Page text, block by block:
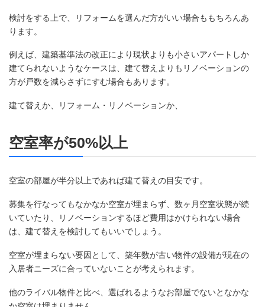
検討をする上で、リフォームを選んだ方がいい場合ももちろんあ
ります。
例えば、建築基準法の改正により現状よりも小さいアパートしか
建てられないようなケースは、建て替えよりもリノベーションの
方が戸数を減らさずにすむ場合もあります。
建て替えか、リフォーム・リノベーションか、
空室率が50%以上
空室の部屋が半分以上であれば建て替えの目安です。
募集を行なってもなかなか空室が埋まらず、数ヶ月空室状態が続
いていたり、リノベーションするほど費用はかけられない場合
は、建て替えを検討してもいいでしょう。
空室が埋まらない要因として、築年数が古い物件の設備が現在の
入居者ニーズに合っていないことが考えられます。
他のライバル物件と比べ、選ばれるようなお部屋でないとなかな